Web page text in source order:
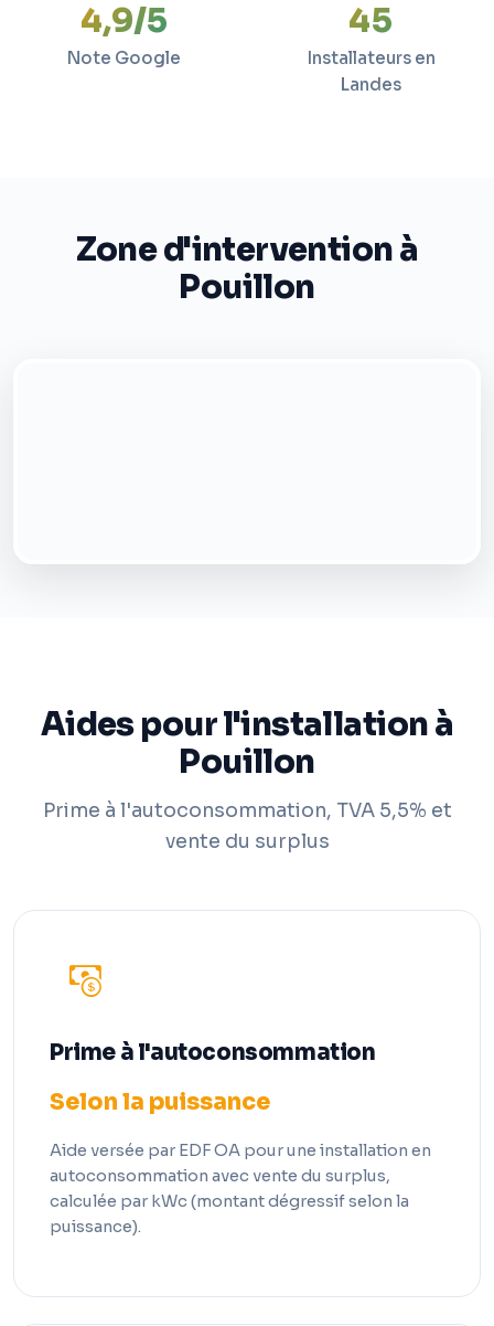
4,9/5
Note Google
45
Installateurs en
Landes
Zone d'intervention à
Pouillon
Aides pour l'installation à
Pouillon
Prime à l'autoconsommation, TVA 5,5% et
vente du surplus
Prime à l'autoconsommation
Selon la puissance
Aide versée par EDF OA pour une installation en
autoconsommation avec vente du surplus,
calculée par kWc (montant dégressif selon la
puissance).